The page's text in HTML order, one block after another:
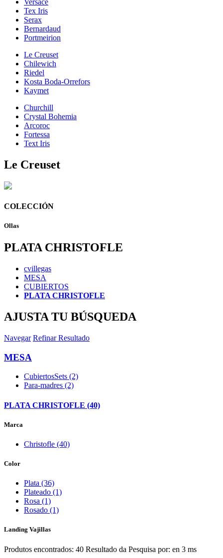
Tex Iris
Serax
Bernardaud
Portmeirion
Le Creuset
Chilewich
Riedel
Kosta Boda-Orrefors
Kaymet
Churchill
Crystal Bohemia
Arcoroc
Fortessa
Text Iris
Le Creuset
COLECCIÓN
Ollas
PLATA CHRISTOFLE
cvillegas
MESA
CUBIERTOS
PLATA CHRISTOFLE
AJUSTA TU BÚSQUEDA
Navegar Refinar Resultado
MESA
CubiertosSets (2)
Para-madres (2)
PLATA CHRISTOFLE (40)
Marca
Christofle (40)
Color
Plata (36)
Plateado (1)
Rosa (1)
Rosado (1)
Landing Vajillas
Produtos encontrados: 40 Resultado da Pesquisa por: en 3 ms